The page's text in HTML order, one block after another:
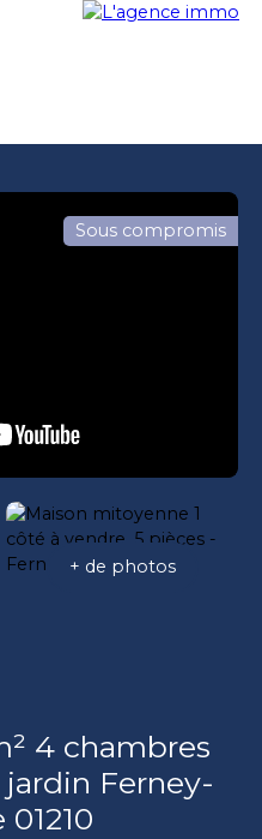
Sous compromis
+ de photos
4 chambres
jardin Ferney-